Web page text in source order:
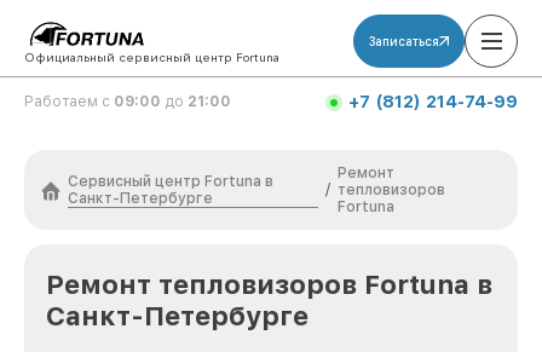
Официальный сервисный центр Fortuna
Записаться
Работаем с 09:00 до 21:00 +7 (812) 214-74-99
Сервисный центр Fortuna в
Санкт-Петербурге
/
Ремонт
тепловизоров
Fortuna
Ремонт тепловизоров Fortuna в
Санкт-Петербурге